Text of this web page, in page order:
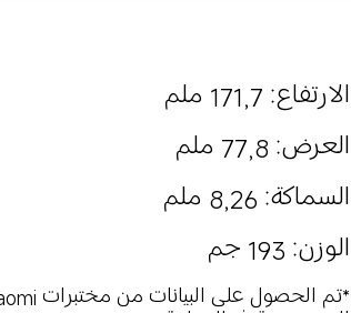
الارتفاع: 171,7 ملم
العرض: 77,8 ملم
السماكة: 8,26 ملم
الوزن: 193 جم